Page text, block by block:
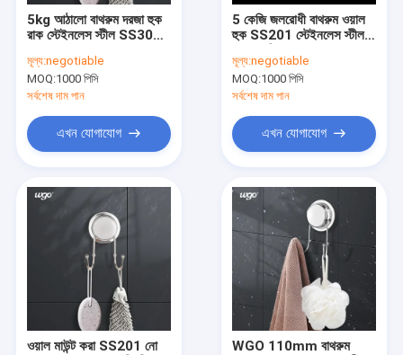
আমাদের সম্পর্কে
যোগাযোগ করুন
উদ্ধৃতির জন্য আবেদন
বাথরুম পণ্য ধারক
5kg আঠালো বাথরুম দরজা হুক
রাক স্টেইনলেস স্টীল SS304
মূল্য:negotiable
MOQ:1000 পিসি
সর্বশেষ দাম পান
এখন যোগাযোগ
5 কেজি জলরোধী বাথরুম ওয়াল
হুক SS201 স্টেইনলেস স্টীল
মূল্য:negotiable
MOQ:1000 পিসি
সর্বশেষ দাম পান
এখন যোগাযোগ
ওয়াল মাউন্ট করা SS201 নো
WGO 110mm বাথরুম